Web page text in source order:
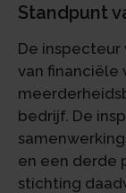
Standpunt
De inspecteur
van financiële
bedrijf. De
en een derde
stichting